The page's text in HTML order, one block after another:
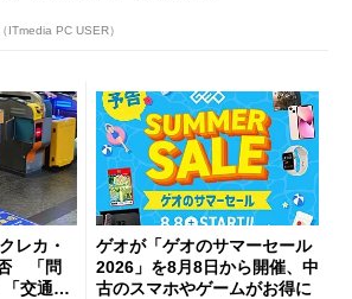
ITmedia PC USER）
レカ・
「問
交通系I
ゲオが「ゲオのサマーセール
2026」を8月8日から開催、中
古のスマホやゲームがお得に